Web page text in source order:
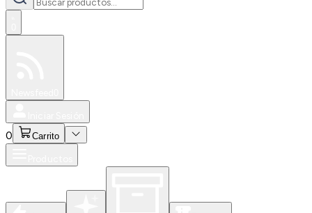
0 Carrito